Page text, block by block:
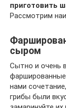
приготовить
Рассмотрим
сыром
Сытно и очень
нами
грибы были